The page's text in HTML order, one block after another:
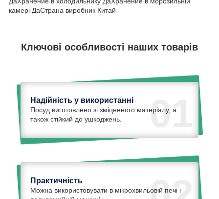
камері ДаСтрана виробник Китай
Ключові особливості наших товарів
01
Надійність у використанні
Посуд виготовлено зі зміцненого матеріалу, а
також стійкий до ушкоджень.
Практичність
Можна використовувати в мікрохвильовій печі і